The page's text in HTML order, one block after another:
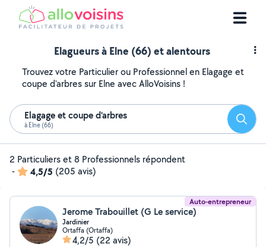
Elagueurs à Elne (66) et alentours
Trouvez votre Particulier ou Professionnel en Elagage et
coupe d'arbres sur Elne avec AlloVoisins !
Elagage et coupe d'arbres
à Elne (66)
2 Particuliers et 8 Professionnels répondent
-
4,5/5 (205 avis)
Auto-entrepreneur
Jerome Trabouillet (G Le service)
Jardinier
Ortaffa (Ortaffa)
4,2/5 (22 avis)